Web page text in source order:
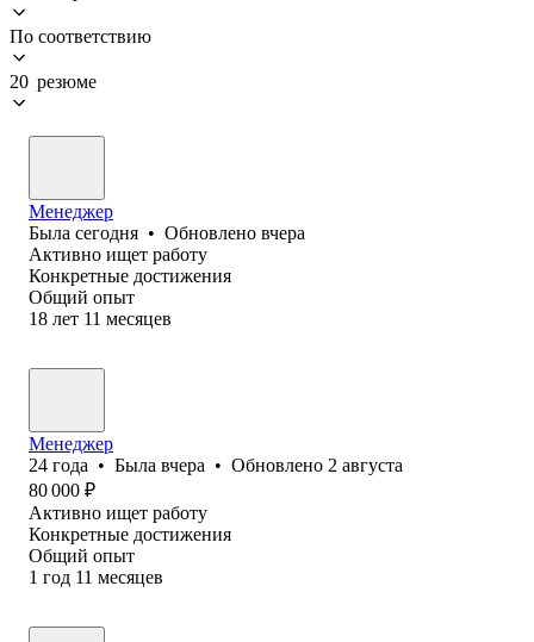
По соответствию
20 резюме
Менеджер
Была сегодня • Обновлено вчера
Активно ищет работу
Конкретные достижения
Общий опыт
18 лет 11 месяцев
Менеджер
24 года • Была вчера • Обновлено 2 августа
80 000 ₽
Активно ищет работу
Конкретные достижения
Общий опыт
1 год 11 месяцев